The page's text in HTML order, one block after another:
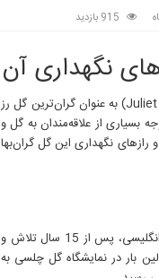
915 بازدید
نگهداری آن
گل رز ژولیت: گران‌ترین گل رز جهان و رازهای نگهداری آن ، گل رز ژولیت (Juliet Rose) به عنوان گران‌ترین گل رز
بسیاری از علاقه‌مندان به گل و
نگهداری این گل گران‌بها
گل رز ژولیت توسط دیوید آستین (David Austin)، پرورش‌دهنده مشهور گل رز انگلیسی، پس از 15 سال تلاش و
شد. این گل برای اولین بار در نمایشگاه گل چلسی به